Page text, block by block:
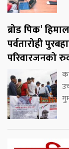
ब्रोड पिक’
पर्वतारोही
परिवारजनको